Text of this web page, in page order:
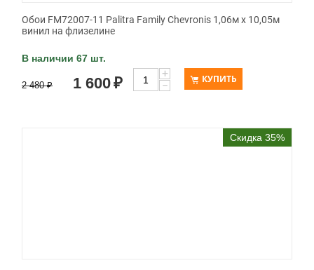
Обои FM72007-11 Palitra Family Chevronis 1,06м х 10,05м
винил на флизелине
В наличии 67 шт.
2 480 ₽ 1 600₽
+
−
КУПИТЬ
Скидка 35%